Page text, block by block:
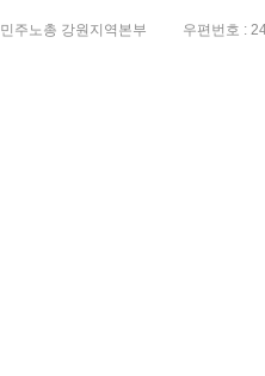
민주노총 강원지역본부 우편번호 :